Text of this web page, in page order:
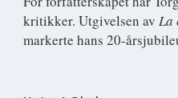
kritikker. Utgivelsen av La
markerte hans 20-